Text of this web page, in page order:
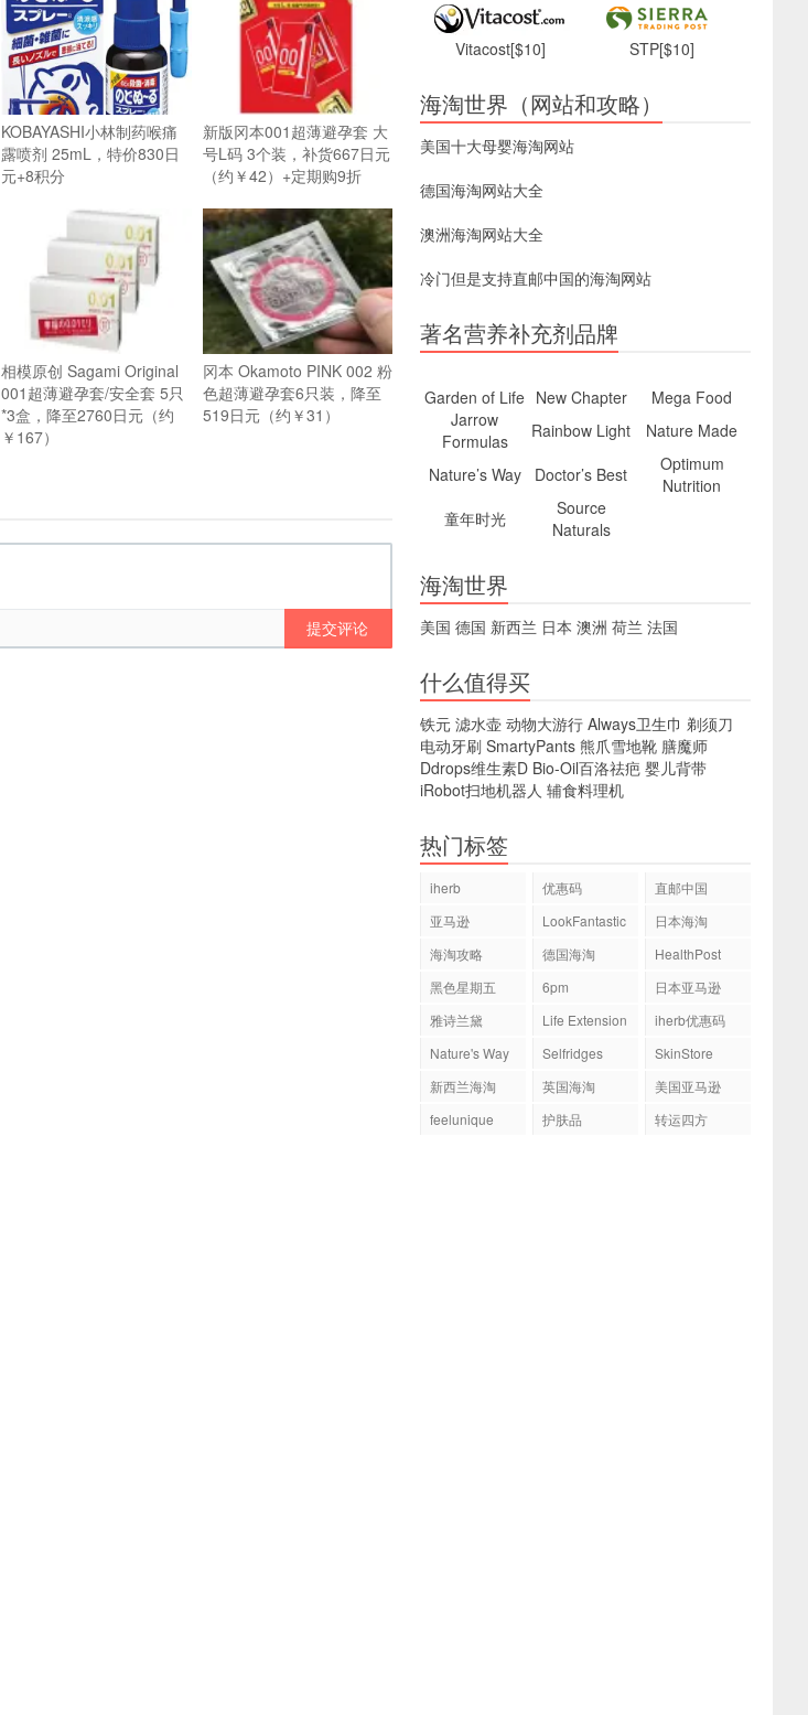
KOBAYASHI小林制药喉痛
露喷剂 25mL，特价830日
元+8积分
新版冈本001超薄避孕套 大
号L码 3个装，补货667日元
（约￥42）+定期购9折
相模原创 Sagami Original
001超薄避孕套/安全套 5只
*3盒，降至2760日元（约
￥167）
冈本 Okamoto PINK 002 粉
色超薄避孕套6只装，降至
519日元（约￥31）
提交评论
Vitacost[$10] STP[$10]
海淘世界（网站和攻略）
美国十大母婴海淘网站
德国海淘网站大全
澳洲海淘网站大全
冷门但是支持直邮中国的海淘网站
著名营养补充剂品牌
Garden of Life New Chapter
Mega Food
Jarrow
Formulas
Rainbow Light
Nature Made
Nature’s Way
Doctor’s Best
Optimum
Nutrition
童年时光
Source
Naturals
海淘世界
美国 德国 新西兰 日本 澳洲 荷兰 法国
什么值得买
铁元 滤水壶 动物大游行 Always卫生巾 剃须刀
电动牙刷 SmartyPants 熊爪雪地靴 膳魔师
Ddrops维生素D Bio-Oil百洛祛疤 婴儿背带
iRobot扫地机器人 辅食料理机
热门标签
iherb 优惠码
直邮中国
亚马逊
LookFantastic
日本海淘
海淘攻略
德国海淘
HealthPost
黑色星期五
6pm
日本亚马逊
雅诗兰黛
Life Extension
iherb优惠码
Nature's Way
Selfridges
SkinStore
新西兰海淘
英国海淘
美国亚马逊
feelunique
护肤品 转运四方